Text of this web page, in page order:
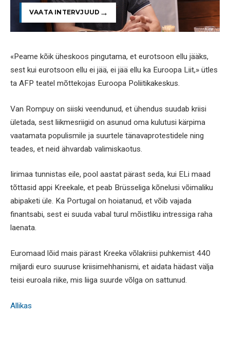
VAATA INTERVJUUD
«Peame kõik üheskoos pingutama, et eurotsoon ellu jääks,
sest kui eurotsoon ellu ei jää, ei jää ellu ka Euroopa Liit,» ütles
ta AFP teatel mõttekojas Euroopa Poliitikakeskus.
Van Rompuy on siiski veendunud, et ühendus suudab kriisi
ületada, sest liikmesriigid on asunud oma kulutusi kärpima
vaatamata populismile ja suurtele tänavaprotestidele ning
teades, et neid ähvardab valimiskaotus.
Iirimaa tunnistas eile, pool aastat pärast seda, kui ELi maad
tõttasid appi Kreekale, et peab Brüsseliga kõnelusi võimaliku
abipaketi üle. Ka Portugal on hoiatanud, et võib vajada
finantsabi, sest ei suuda vabal turul mõistliku intressiga raha
laenata.
Euromaad lõid mais pärast Kreeka võlakriisi puhkemist 440
miljardi euro suuruse kriisimehhanismi, et aidata hädast välja
teisi euroala riike, mis liiga suurde võlga on sattunud.
Allikas